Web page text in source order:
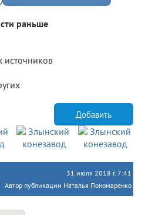
раньше
источников
Добавить
31 июля 2018 г. 7:41
Автор публикации Наталья Пономаренко